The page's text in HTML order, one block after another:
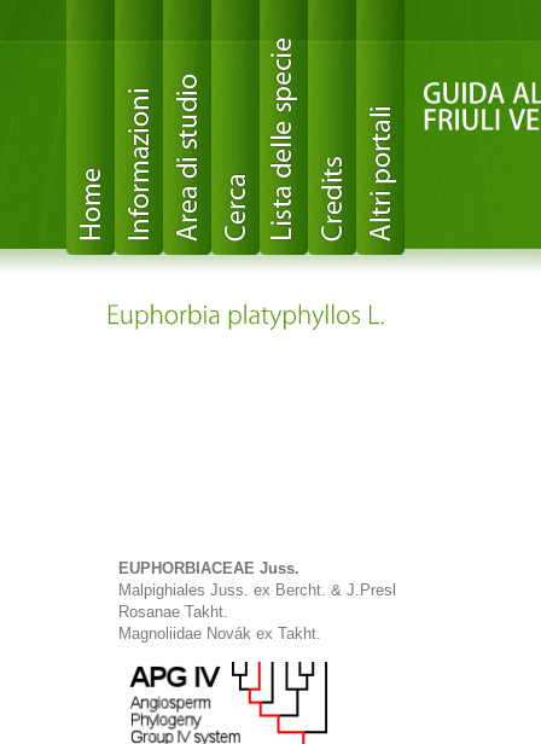
EUPHORBIACEAE Juss.
Malpighiales Juss. ex Bercht. & J.Presl
Rosanae Takht.
Magnoliidae Novák ex Takht.